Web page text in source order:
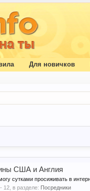
США и Англия
сутками просиживать в
- 12, в разделе: Посредники
Для новичков